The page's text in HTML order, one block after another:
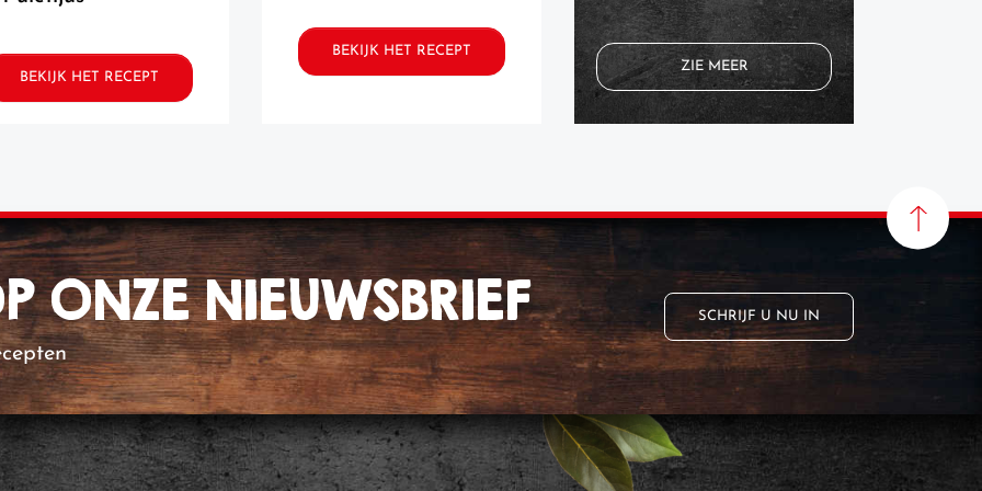
ZIE MEER
BEKIJK HET RECEPT
BEKIJK HET RECEPT
BEKIJK HET RECEPT
ONZE NIEUWSBRIEF SCHRIJF U NU IN